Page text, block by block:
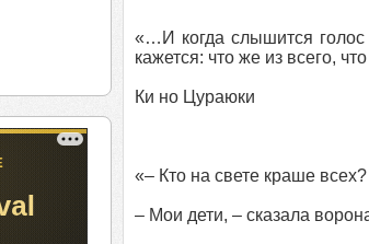
«…И когда слышится
кажется: что же из всего,
Ки но Цураюки
«– Кто на свете краше всех?
– Мои дети, – сказала